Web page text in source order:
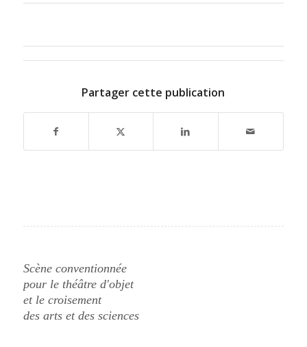
Partager cette publication
Scène conventionnée
pour le théâtre d'objet
et le croisement
des arts et des sciences